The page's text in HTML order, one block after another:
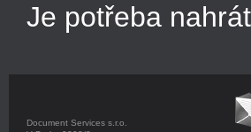
Je potřeba
Document Services s.r.o.